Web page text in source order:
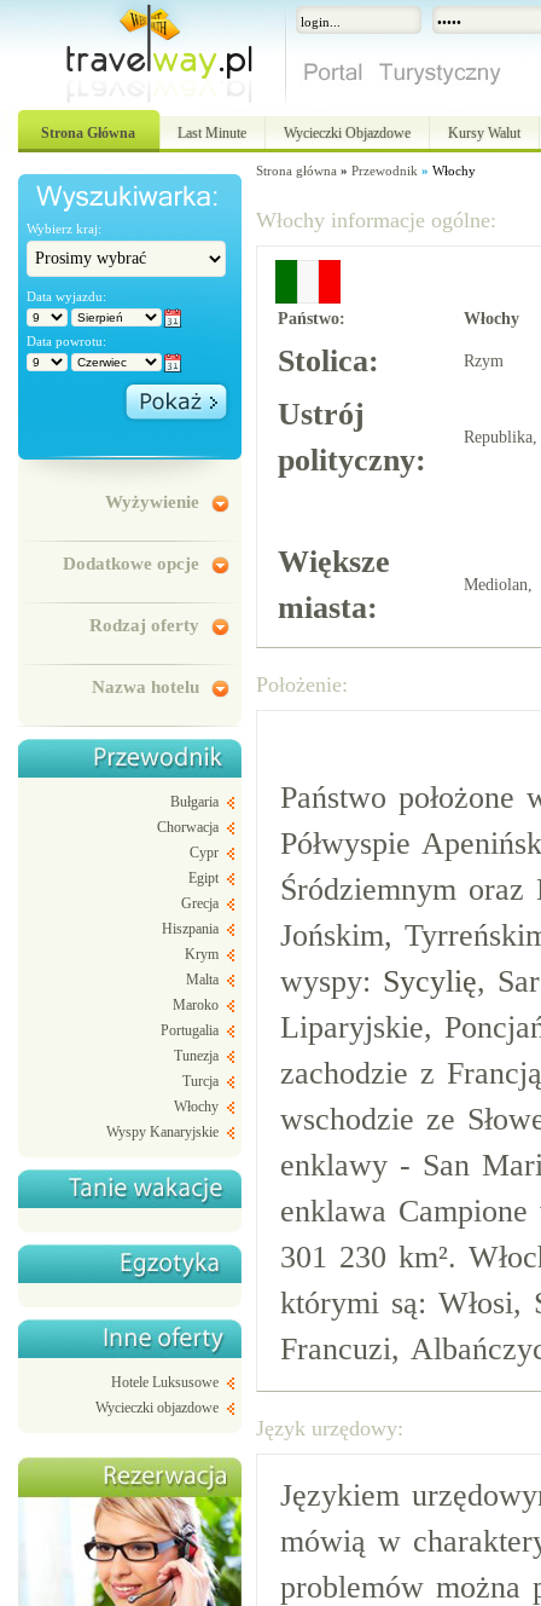
Strona Główna Last Minute Wycieczki Objazdowe Kursy Walut
Wybierz kraj:
Data wyjazdu:
Data powrotu:
Wyżywienie
Dodatkowe opcje
Rodzaj oferty
Nazwa hotelu
Bułgaria
Chorwacja
Cypr
Egipt
Grecja
Hiszpania
Krym
Malta
Maroko
Portugalia
Tunezja
Turcja
Włochy
Wyspy Kanaryjskie
Hotele Luksusowe
Wycieczki objazdowe
Strona główna » Przewodnik » Włochy
Włochy informacje ogólne:
Państwo: Włochy
Stolica: Rzym
Ustrój
polityczny:
Większe
miasta:
Mediolan,
Położenie:
Państwo położone
Półwyspie
Śródziemnym
Jońskim,
wyspy: Sycylię,
Liparyjskie,
zachodzie z
wschodzie ze
enklawy - San
enklawa
301 230 km².
którymi są: Włosi,
Francuzi,
Język urzędowy:
Językiem
mówią w
problemów można